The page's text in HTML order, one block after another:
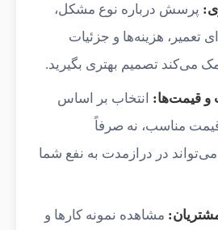
پرسش درباره نوع مشکل،
تعمیر، هزینه‌ها و جزئیات
می‌کند تصمیم بهتری بگیرید.
و قیمت‌ها: انتخاب بر اساس
مناسب، نه صرفاً
می‌تواند در درازمدت به نفع شما
مشاهده نمونه کارها و